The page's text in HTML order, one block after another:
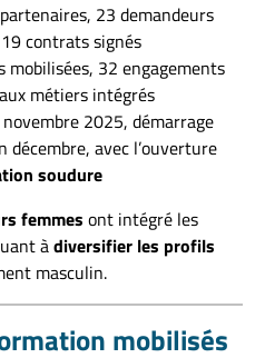
23 demandeurs
contrats signés
mobilisées, 32 engagements
métiers intégrés
2025, démarrage
décembre, avec l’ouverture
soudure
femmes ont intégré les
àdiversifier les profils
masculin.
mobilisés